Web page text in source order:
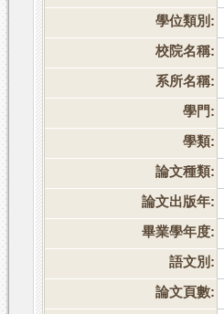
學位類別:
校院名稱:
系所名稱:
學門:
學類:
論文種類:
論文出版年:
畢業學年度:
語文別:
論文頁數: